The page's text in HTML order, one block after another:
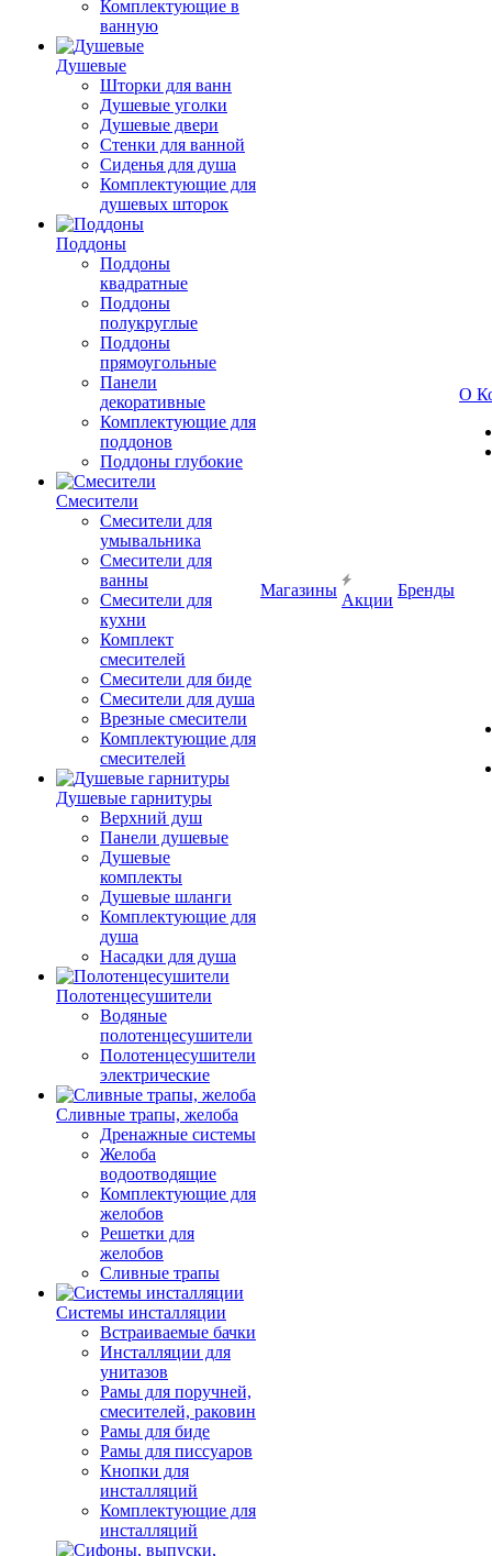
Комплектующие в
ванную
Душевые
Шторки для ванн
Душевые уголки
Душевые двери
Стенки для ванной
Сиденья для душа
Комплектующие для
душевых шторок
Поддоны
Поддоны
квадратные
Поддоны
полукруглые
Поддоны
прямоугольные
Панели
декоративные
Комплектующие для
поддонов
Поддоны глубокие
Смесители
Смесители для
умывальника
Смесители для
ванны
Смесители для
кухни
Комплект
смесителей
Смесители для биде
Смесители для душа
Врезные смесители
Комплектующие для
смесителей
Душевые гарнитуры
Верхний душ
Панели душевые
Душевые
комплекты
Душевые шланги
Комплектующие для
душа
Насадки для душа
Полотенцесушители
Водяные
полотенцесушители
Полотенцесушители
электрические
Сливные трапы, желоба
Дренажные системы
Желоба
водоотводящие
Комплектующие для
желобов
Решетки для
желобов
Сливные трапы
Системы инсталляции
Встраиваемые бачки
Инсталляции для
унитазов
Рамы для поручней,
смесителей, раковин
Рамы для биде
Рамы для писсуаров
Кнопки для
инсталляций
Комплектующие для
инсталляций
Магазины
Акции
Бренды
О